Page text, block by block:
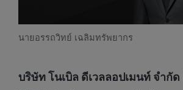
นายอรรถวิทย์ เฉลิมทรัพยากร
บริษัทโนเบิล ดีเวลลอปเมนท์ จำกัด